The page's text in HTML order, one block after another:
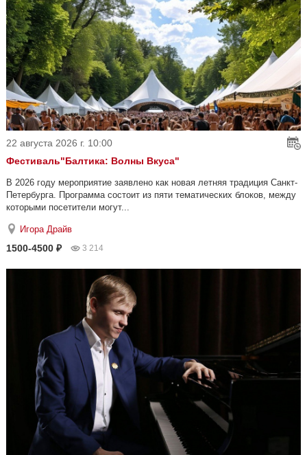
22 августа 2026 г. 10:00
Фестиваль"Балтика: Волны Вкуса"
В 2026 году мероприятие заявлено как новая летняя традиция Санкт-
Петербурга. Программа состоит из пяти тематических блоков, между
которыми посетители могут...
Игора Драйв
1500-4500 ₽ 3 214